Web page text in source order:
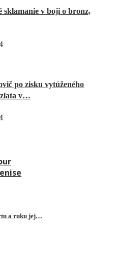
sklamanie v boji o bronz,
po zisku vytúženého
v…
a ruku jej…